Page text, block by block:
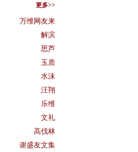
更多>>
万维网友来
解滨
思芦
玉质
水沫
汪翔
乐维
文礼
高伐林
谢盛友文集